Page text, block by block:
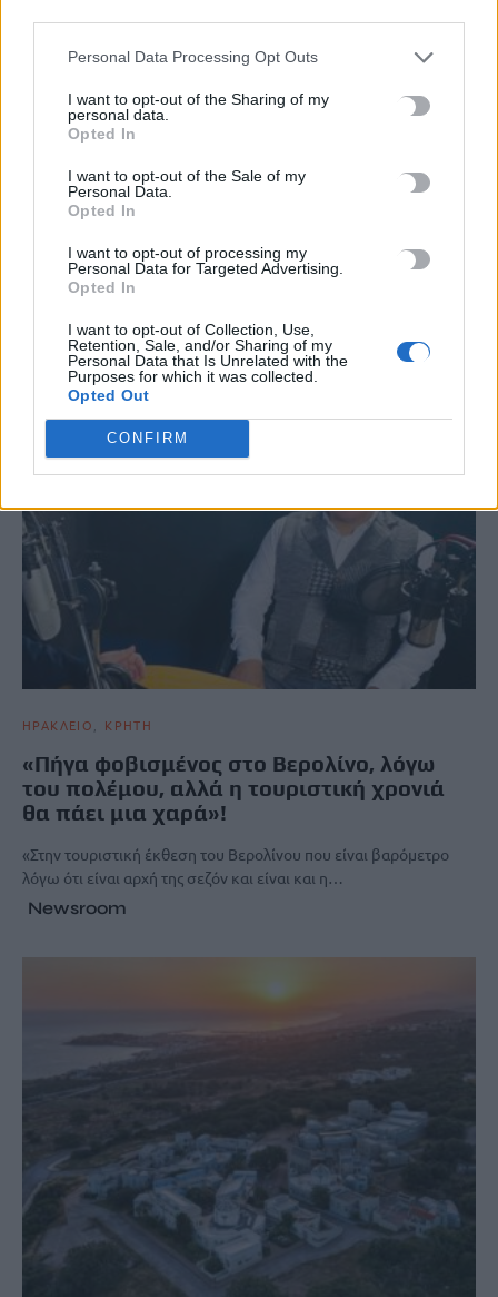
Personal Data Processing Opt Outs
I want to opt-out of the Sharing of my
personal data.
Opted In
I want to opt-out of the Sale of my
Personal Data.
Opted In
I want to opt-out of processing my
Personal Data for Targeted Advertising.
Opted In
I want to opt-out of Collection, Use,
Retention, Sale, and/or Sharing of my
Personal Data that Is Unrelated with the
Purposes for which it was collected.
Opted Out
CONFIRM
TRENDING
ΑΠΑΤΗΤΕΣ ΠΑΡΑΛΙΕΣ
ΗΡΑΚΛΕΙΟ ΚΡΗΤΗ
«Πήγα φοβισμένος στο Βερολίνο, λόγω
του πολέμου, αλλά η τουριστική χρονιά
θα πάει μια χαρά»!
«Στην τουριστική έκθεση του Βερολίνου που είναι βαρόμετρο
λόγω ότι είναι αρχή της σεζόν και είναι και η…
Newsroom